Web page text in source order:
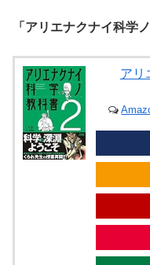
「アリエナクナイ科学
アリ